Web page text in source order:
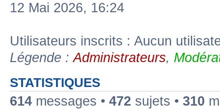
12 Mai 2026, 16:24
Utilisateurs inscrits : Aucun
Légende :Administrateurs,
STATISTIQUES
614 messages • 472 sujets • 310